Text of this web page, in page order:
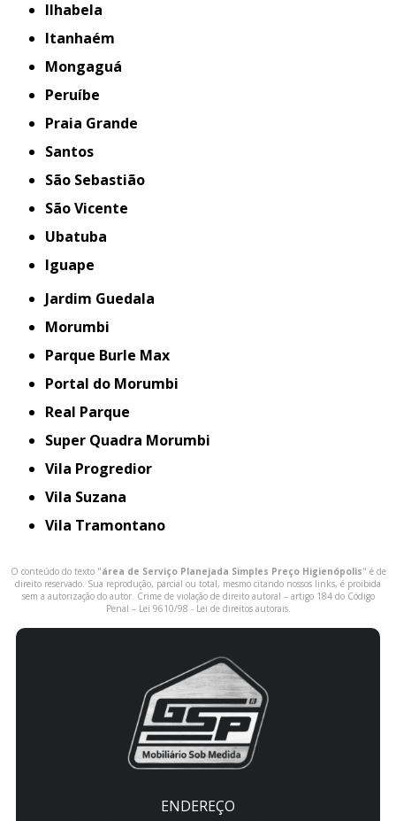
Ilhabela
Itanhaém
Mongaguá
Peruíbe
Praia Grande
Santos
São Sebastião
São Vicente
Ubatuba
iguape
Jardim Guedala
Morumbi
Parque Burle Max
Portal do Morumbi
Real Parque
Super Quadra Morumbi
Vila Progredior
Vila Suzana
Vila Tramontano
O conteúdo do texto "área de Serviço Planejada Simples Preço Higienópolis" é de
direito reservado. Sua reprodução, parcial ou total, mesmo citando nossos links, é proibida
sem a autorização do autor. Crime de violação de direito autoral – artigo 184 do Código
Penal – Lei 9610/98 - Lei de direitos autorais.
ENDEREÇO